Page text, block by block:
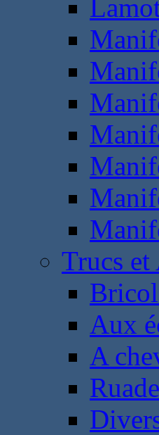
Trucs et
Aux
A